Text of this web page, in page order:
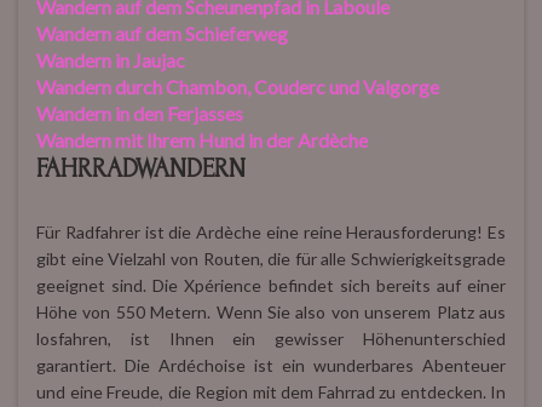
Wandern auf dem Scheunenpfad in Laboule
Wandern auf dem Schieferweg
Wandern in Jaujac
Wandern durch Chambon, Couderc und Valgorge
Wandern in den Ferjasses
Wandern mit Ihrem Hund in der Ardèche
FAHRRADWANDERN
Für Radfahrer ist die Ardèche eine reine Herausforderung! Es
gibt eine Vielzahl von Routen, die für alle Schwierigkeitsgrade
geeignet sind. Die Xpérience befindet sich bereits auf einer
Höhe von 550 Metern. Wenn Sie also von unserem Platz aus
losfahren, ist Ihnen ein gewisser Höhenunterschied
garantiert. Die Ardéchoise ist ein wunderbares Abenteuer
und eine Freude, die Region mit dem Fahrrad zu entdecken. In